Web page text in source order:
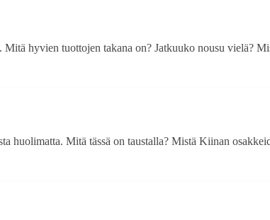
hyvien tuottojen takana on? Jatkuuko nousu vielä?
huolimatta. Mitä tässä on taustalla? Mistä Kiinan